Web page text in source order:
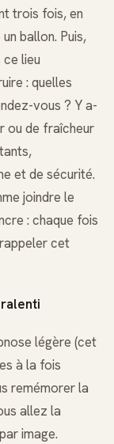
trois fois, en
ballon. Puis,
lieu
: quelles
vous ? Y a-
ou de fraîcheur
et de sécurité.
joindre le
: chaque fois
cet
ralenti
légère (cet
à la fois
remémorer la
allez la
image.